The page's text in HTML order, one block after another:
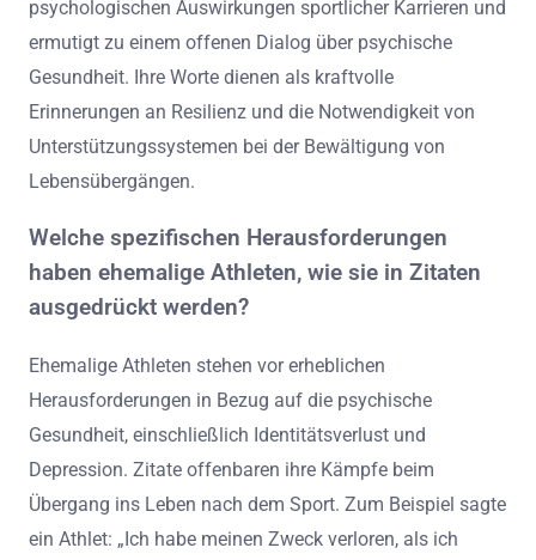
psychologischen Auswirkungen sportlicher Karrieren und
ermutigt zu einem offenen Dialog über psychische
Gesundheit. Ihre Worte dienen als kraftvolle
Erinnerungen an Resilienz und die Notwendigkeit von
Unterstützungssystemen bei der Bewältigung von
Lebensübergängen.
Welche spezifischen Herausforderungen
haben ehemalige Athleten, wie sie in Zitaten
ausgedrückt werden?
Ehemalige Athleten stehen vor erheblichen
Herausforderungen in Bezug auf die psychische
Gesundheit, einschließlich Identitätsverlust und
Depression. Zitate offenbaren ihre Kämpfe beim
Übergang ins Leben nach dem Sport. Zum Beispiel sagte
ein Athlet: „Ich habe meinen Zweck verloren, als ich